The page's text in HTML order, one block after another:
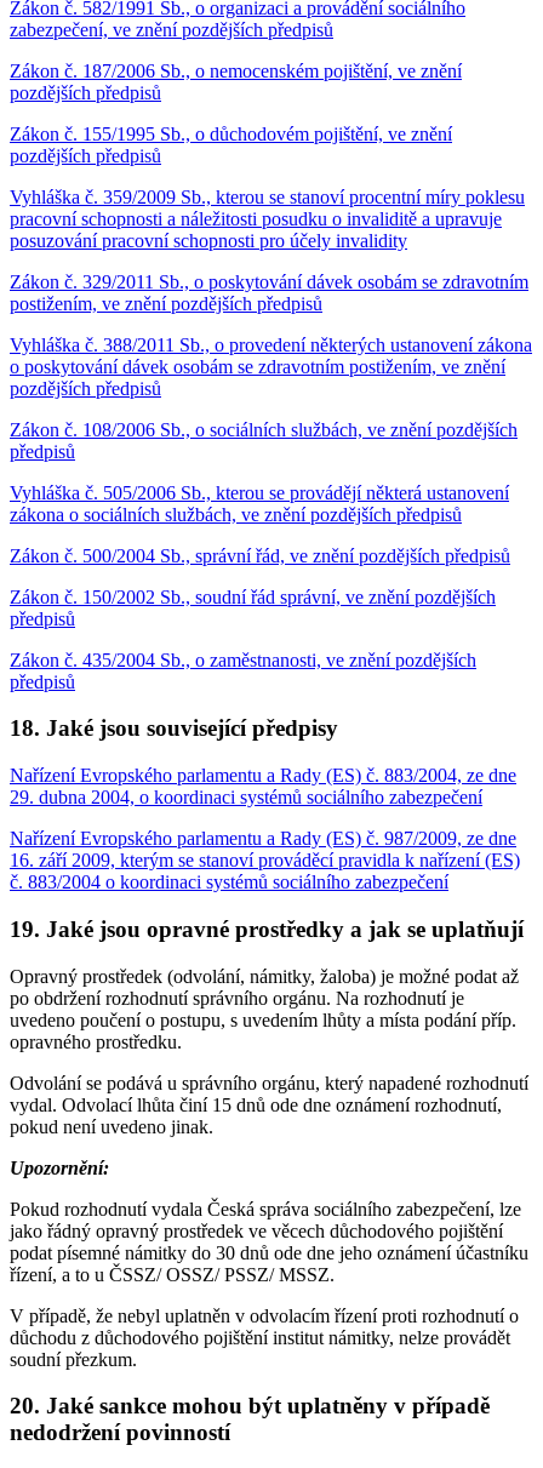
Zákon č. 582/1991 Sb., o organizaci a provádění sociálního
zabezpečení, ve znění pozdějších předpisů
Zákon č. 187/2006 Sb., o nemocenském pojištění, ve znění
pozdějších předpisů
Zákon č. 155/1995 Sb., o důchodovém pojištění, ve znění
pozdějších předpisů
Vyhláška č. 359/2009 Sb., kterou se stanoví procentní míry poklesu
pracovní schopnosti a náležitosti posudku o invaliditě a upravuje
posuzování pracovní schopnosti pro účely invalidity
Zákon č. 329/2011 Sb., o poskytování dávek osobám se zdravotním
postižením, ve znění pozdějších předpisů
Vyhláška č. 388/2011 Sb., o provedení některých ustanovení zákona
o poskytování dávek osobám se zdravotním postižením, ve znění
pozdějších předpisů
Zákon č. 108/2006 Sb., o sociálních službách, ve znění pozdějších
předpisů
Vyhláška č. 505/2006 Sb., kterou se provádějí některá ustanovení
zákona o sociálních službách, ve znění pozdějších předpisů
Zákon č. 500/2004 Sb., správní řád, ve znění pozdějších předpisů
Zákon č. 150/2002 Sb., soudní řád správní, ve znění pozdějších
předpisů
Zákon č. 435/2004 Sb., o zaměstnanosti, ve znění pozdějších
předpisů
18. Jaké jsou související předpisy
Nařízení Evropského parlamentu a Rady (ES) č. 883/2004, ze dne
29. dubna 2004, o koordinaci systémů sociálního zabezpečení
Nařízení Evropského parlamentu a Rady (ES) č. 987/2009, ze dne
16. září 2009, kterým se stanoví prováděcí pravidla k nařízení (ES)
č. 883/2004 o koordinaci systémů sociálního zabezpečení
19. Jaké jsou opravné prostředky a jak se uplatňují
Opravný prostředek (odvolání, námitky, žaloba) je možné podat až
po obdržení rozhodnutí správního orgánu. Na rozhodnutí je
uvedeno poučení o postupu, s uvedením lhůty a místa podání příp.
opravného prostředku.
Odvolání se podává u správního orgánu, který napadené rozhodnutí
vydal. Odvolací lhůta činí 15 dnů ode dne oznámení rozhodnutí,
pokud není uvedeno jinak.
Upozornění:
Pokud rozhodnutí vydala Česká správa sociálního zabezpečení, lze
jako řádný opravný prostředek ve věcech důchodového pojištění
podat písemné námitky do 30 dnů ode dne jeho oznámení účastníku
řízení, a to u ČSSZ/ OSSZ/ PSSZ/ MSSZ.
V případě, že nebyl uplatněn v odvolacím řízení proti rozhodnutí o
důchodu z důchodového pojištění institut námitky, nelze provádět
soudní přezkum.
20. Jaké sankce mohou být uplatněny v případě
nedodržení povinností